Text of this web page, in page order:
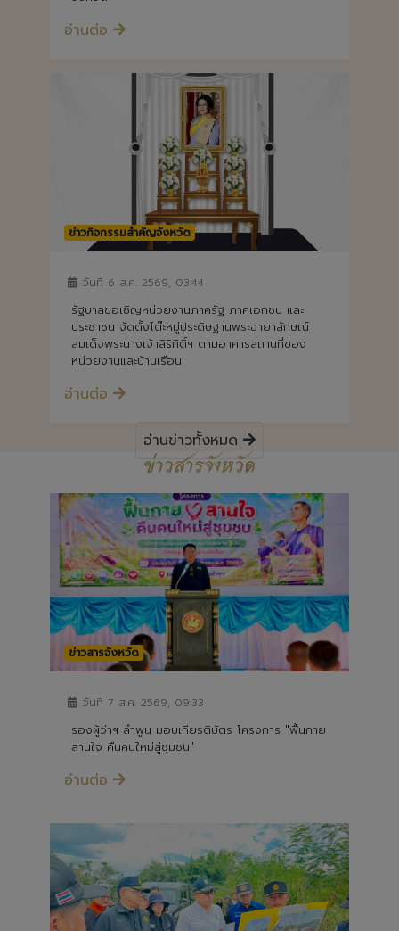
อ่านต่อ
ข่าวกิจกรรมสำคัญจังหวัด
วันที่ 6 ส.ค. 2569, 03:44
รัฐบาลขอเชิญหน่วยงานภาครัฐ ภาคเอกชน และ
ประชาชน จัดตั้งโต๊ะหมู่ประดิษฐานพระฉายาลักษณ์
สมเด็จพระนางเจ้าสิริกิติ์ฯ ตามอาคารสถานที่ของ
หน่วยงานและบ้านเรือน
อ่านต่อ
อ่านข่าวทั้งหมด
ข่าวสารจังหวัด
ข่าวสารจังหวัด
วันที่ 7 ส.ค. 2569, 09:33
รองผู้ว่าฯ ลำพูน มอบเกียรติบัตร โครงการ "ฟื้นกาย
สานใจ คืนคนใหม่สู่ชุมชน"
อ่านต่อ